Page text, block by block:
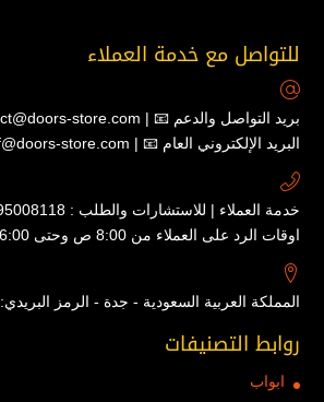
للتواصل مع خدمة العملاء
contact@doors-store.com | 📧 بريد التواصل والدعم
inf@doors-store.com | 📧 البريد الإلكتروني العام
خدمة العملاء | للاستشارات والطلب : 0595008118
اوقات الرد على العملاء من 8:00 ص وحتى 6:00 م
المملكة العربية السعودية - جدة - الرمز البريدي: 23365
روابط التصنيفات
ابواب